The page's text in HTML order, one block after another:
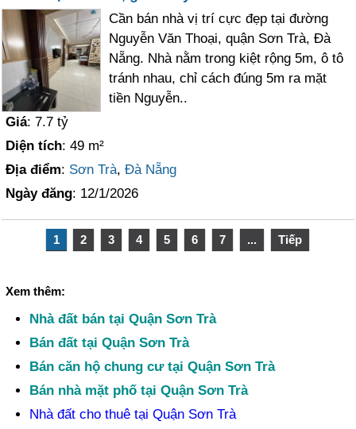
Cần bán nhà vị trí cực đẹp tại đường
Nguyễn Văn Thoại, quận Sơn Trà, Đà
Nẵng. Nhà nằm trong kiệt rộng 5m, ô tô
tránh nhau, chỉ cách đúng 5m ra mặt
tiền Nguyễn..
Giá: 7.7 tỷ
Diện tích: 49 m²
Địa điểm: Sơn Trà,Đà Nẵng
Ngày đăng: 12/1/2026
1 2 3 4 5 6 7 ... Tiếp
Xem thêm:
Nhà đất bán tại Quận Sơn Trà
Bán đất tại Quận Sơn Trà
Bán căn hộ chung cư tại Quận Sơn Trà
Bán nhà mặt phố tại Quận Sơn Trà
Nhà đất cho thuê tại Quận Sơn Trà